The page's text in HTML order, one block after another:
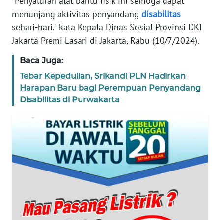
menunjang aktivitas penyandang disabilitas
sehari-hari," kata Kepala Dinas Sosial Provinsi DKI
Jakarta Premi Lasari di Jakarta, Rabu (10/7/2024).
Baca Juga:
Tebar Kepedulian, Srikandi PLN Hadirkan
Harapan Baru bagi Perempuan Penyandang
Disabilitas di Purwakarta
Wahana
News
Regional
SUMUT
JAKARTA
WN